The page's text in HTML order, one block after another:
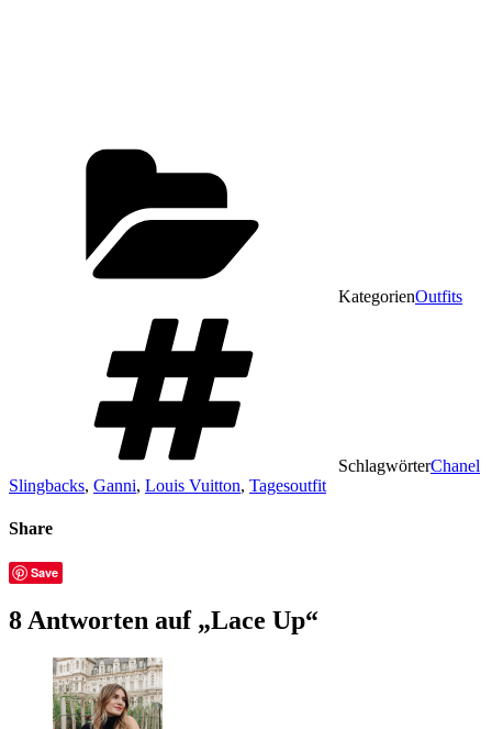
KategorienOutfits
SchlagwörterChanel
Slingbacks, Ganni, Louis Vuitton, Tagesoutfit
Share
Save
8 Antworten auf „Lace Up“